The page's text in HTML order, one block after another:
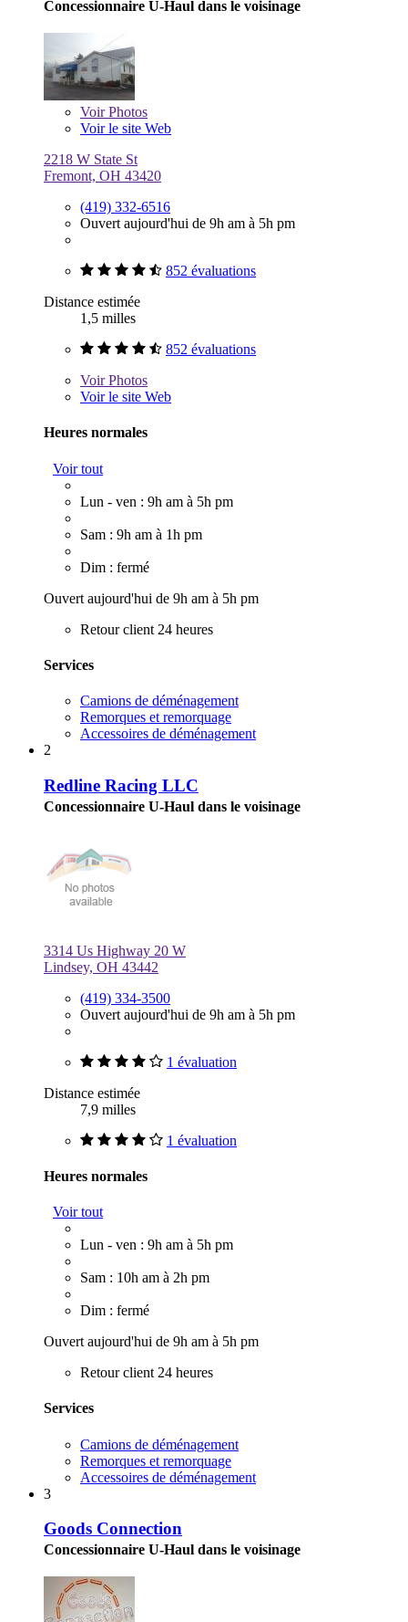
Concessionnaire U-Haul dans le voisinage
VoirPhotos
Voir le site Web
2218 W State St
Fremont, OH 43420
(419) 332-6516
Ouvert aujourd'hui de 9h am à 5h pm
852 évaluations
Distance estimée
1,5 milles
852 évaluations
VoirPhotos
Voir le site Web
Heures normales
Voir tout
Lun - ven : 9h am à 5h pm
Sam : 9h am à 1h pm
Dim : fermé
Ouvert aujourd'hui de 9h am à 5h pm
Retour client 24 heures
Services
Camions de déménagement
Remorques et remorquage
Accessoires de déménagement
2
Redline Racing LLC
Concessionnaire U-Haul dans le voisinage
3314 Us Highway 20 W
Lindsey, OH 43442
(419) 334-3500
Ouvert aujourd'hui de 9h am à 5h pm
1 évaluation
Distance estimée
7,9 milles
1 évaluation
Heures normales
Voir tout
Lun - ven : 9h am à 5h pm
Sam : 10h am à 2h pm
Dim : fermé
Ouvert aujourd'hui de 9h am à 5h pm
Retour client 24 heures
Services
Camions de déménagement
Remorques et remorquage
Accessoires de déménagement
3
Goods Connection
Concessionnaire U-Haul dans le voisinage